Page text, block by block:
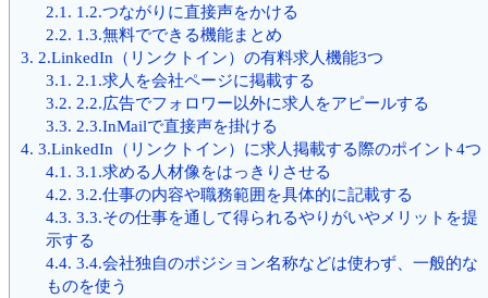
2.1. 1.2.つながりに直接声をかける
2.2. 1.3.無料でできる機能まとめ
3. 2.LinkedIn（リンクトイン）の有料求人機能3つ
3.1. 2.1.求人を会社ページに掲載する
3.2. 2.2.広告でフォロワー以外に求人をアピールする
3.3. 2.3.InMailで直接声を掛ける
4. 3.LinkedIn（リンクトイン）に求人掲載する際のポイント4つ
4.1. 3.1.求める人材像をはっきりさせる
4.2. 3.2.仕事の内容や職務範囲を具体的に記載する
4.3. 3.3.その仕事を通して得られるやりがいやメリットを提
示する
4.4. 3.4.会社独自のポジション名称などは使わず、一般的な
ものを使う